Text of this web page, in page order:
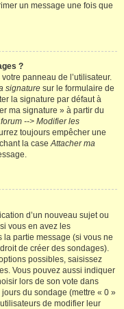
un message une fois que
?
panneau de l’utilisateur.
signature sur le formulaire de
la signature par défaut à
ma signature » à partir du
--> Modifier les
toujours empêcher une
la caseAttacher ma
d’un nouveau sujet ou
vous en avez les
la partie message (si vous ne
de créer des sondages).
possibles, saisissez
Vous pouvez aussi indiquer
lors de son vote dans
du sondage (mettre « 0 »
de modifier leur